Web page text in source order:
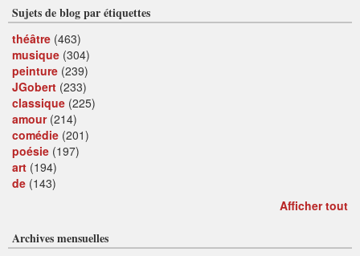
Sujets de blog par étiquettes
théâtre (463)
musique (304)
peinture (239)
JGobert (233)
classique (225)
amour(214)
comédie (201)
poésie (197)
art (194)
de (143)
Afficher tout
Archives mensuelles